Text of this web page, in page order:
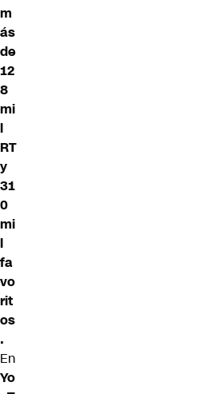
m
ás
de
12
8
mi
l
RT
y
31
0
mi
l
fa
vo
rit
os
.
En
Yo